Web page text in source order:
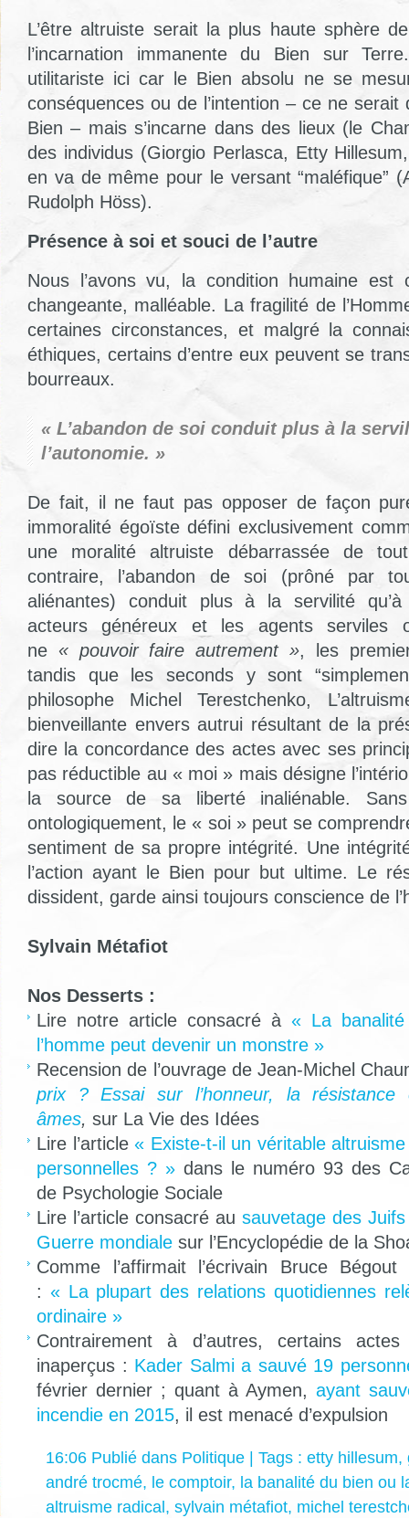
L’être altruiste serait la plus haute sphère
l’incarnation immanente du Bien sur
utilitariste ici car le Bien absolu ne se
conséquences ou de l’intention – ce ne
Bien – mais s’incarne dans des lieux (le
des individus (Giorgio Perlasca, Etty
en va de même pour le versant “maléfique”
Rudolph Höss).
Présence à soi et souci de l’autre
Nous l’avons vu, la condition humaine est
changeante, malléable. La fragilité de
certaines circonstances, et malgré la
éthiques, certains d’entre eux peuvent se
bourreaux.
« L’abandon de soi conduit plus à la
l’autonomie. »
De fait, il ne faut pas opposer de façon
immoralité égoïste défini exclusivement
une moralité altruiste débarrassée de
contraire, l’abandon de soi (prôné par
aliénantes) conduit plus à la servilité qu’à
acteurs généreux et les agents serviles
ne « pouvoir faire autrement », les
tandis que les seconds y sont
philosophe Michel Terestchenko,
bienveillante envers autrui résultant de la
dire la concordance des actes avec ses
pas réductible au « moi » mais désigne
la source de sa liberté inaliénable.
ontologiquement, le « soi » peut se
sentiment de sa propre intégrité. Une
l’action ayant le Bien pour but ultime. Le
dissident, garde ainsi toujours conscience de
Sylvain Métafiot
Nos Desserts :
Lire notre article consacré à « La
l’homme peut devenir un monstre »
Recension de l’ouvrage de Jean-Michel
prix ? Essai sur l’honneur, la
âmes, sur La Vie des Idées
Lire l’article « Existe-t-il un véritable
personnelles ? » dans le numéro 93 des
de Psychologie Sociale
Lire l’article consacré au sauvetage des
Guerre mondiale sur l’Encyclopédie de la
Comme l’affirmait l’écrivain Bruce
: « La plupart des relations quotidiennes
ordinaire »
Contrairement à d’autres, certains
inaperçus : Kader Salmi a sauvé 19
février dernier ; quant à Aymen, ayant
incendie en 2015, il est menacé d’expulsion
16:06 Publié dans Politique | Tags : etty hillesum,
andré trocmé, le comptoir, la banalité du bien ou
altruisme radical , sylvain métafiot, michel